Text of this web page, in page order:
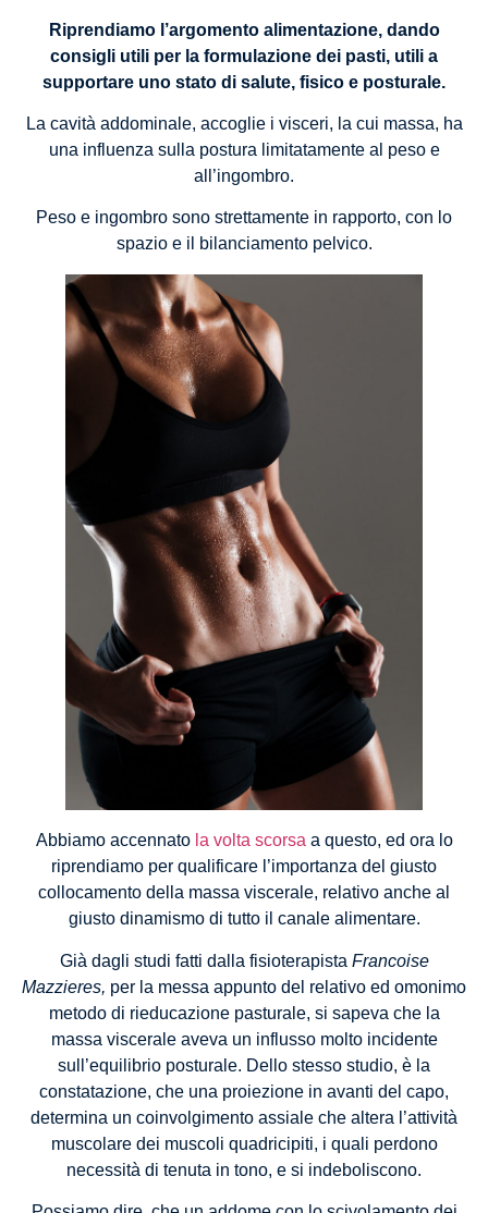
Riprendiamo l’argomento alimentazione, dando
consigli utili per la formulazione dei pasti, utili a
supportare uno stato di salute, fisico e posturale.
La cavità addominale, accoglie i visceri, la cui massa, ha
una influenza sulla postura limitatamente al peso e
all’ingombro.
Peso e ingombro sono strettamente in rapporto, con lo
spazio e il bilanciamento pelvico.
Abbiamo accennato la volta scorsa a questo, ed ora lo
riprendiamo per qualificare l’importanza del giusto
collocamento della massa viscerale, relativo anche al
giusto dinamismo di tutto il canale alimentare.
Già dagli studi fatti dalla fisioterapista Francoise
Mazzieres, per la messa appunto del relativo ed omonimo
metodo di rieducazione pasturale, si sapeva che la
massa viscerale aveva un influsso molto incidente
sull’equilibrio posturale. Dello stesso studio, è la
constatazione, che una proiezione in avanti del capo,
determina un coinvolgimento assiale che altera l’attività
muscolare dei muscoli quadricipiti, i quali perdono
necessità di tenuta in tono, e si indeboliscono.